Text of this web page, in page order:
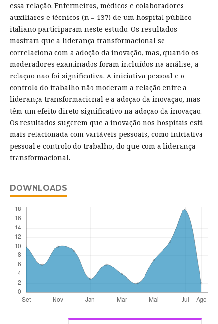
essa relação. Enfermeiros, médicos e colaboradores
auxiliares e técnicos (n = 137) de um hospital público
italiano participaram neste estudo. Os resultados
mostram que a liderança transformacional se
correlaciona com a adoção da inovação, mas, quando os
moderadores examinados foram incluídos na análise, a
relação não foi significativa. A iniciativa pessoal e o
controlo do trabalho não moderam a relação entre a
liderança transformacional e a adoção da inovação, mas
têm um efeito direto significativo na adoção da inovação.
Os resultados sugerem que a inovação nos hospitais está
mais relacionada com variáveis pessoais, como iniciativa
pessoal e controlo do trabalho, do que com a liderança
transformacional.
DOWNLOADS